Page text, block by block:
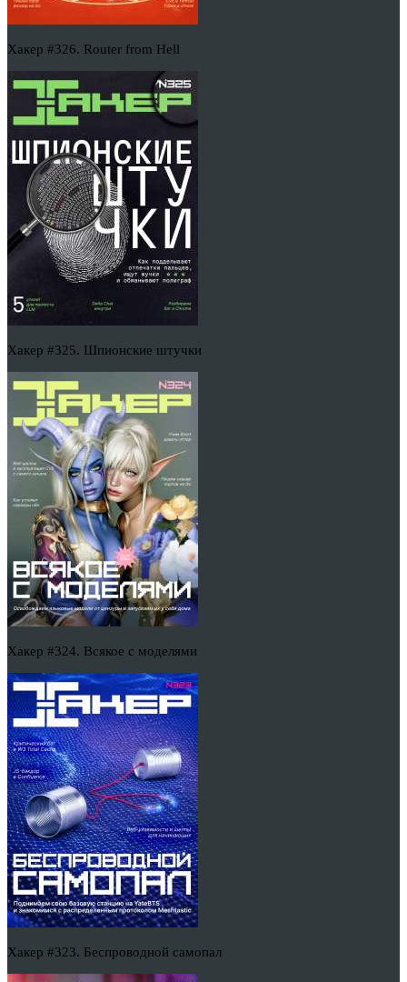
Хакер #326. Router from Hell
Хакер #325. Шпионские штучки
Хакер #324. Всякое с моделями
Хакер #323. Беспроводной самопал